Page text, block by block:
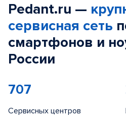
Pedant.ru —
сервисная сеть
смартфонов и
России
707
Сервисных центров